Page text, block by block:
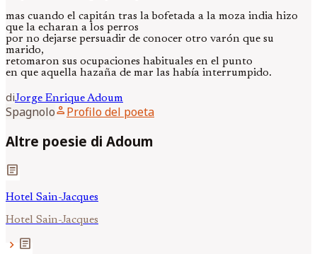
mas cuando el capitán tras la bofetada a la moza india hizo
que la echaran a los perros
por no dejarse persuadir de conocer otro varón que su
marido,
retomaron sus ocupaciones habituales en el punto
en que aquella hazaña de mar las había interrumpido.
diJorge EnriqueAdoum
Spagnoloperson Profilo del poeta
Altre poesie di Adoum
article
Hotel Sain-Jacques
Hotel Sain-Jacques
chevron_right article